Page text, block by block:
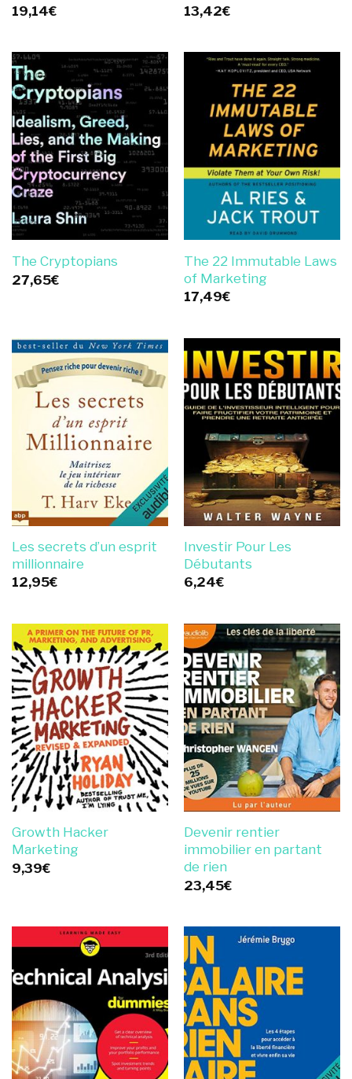
19,14€
13,42€
The Cryptopians
27,65€
The 22 Immutable Laws
of Marketing
17,49€
Les secrets d’un esprit
millionnaire
12,95€
Investir Pour Les
Débutants
6,24€
Growth Hacker
Marketing
9,39€
Devenir rentier
immobilier en partant
de rien
23,45€